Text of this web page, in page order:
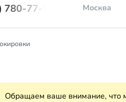
780-77-98 Москва
Обращаем ваше внимание, что